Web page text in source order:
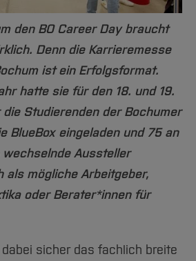
G
Projekte
Hochschule
Hochschule
den BO Career Day braucht
Denn die Karrieremesse
ist ein Erfolgsformat.
hatte sie für den 18. und 19.
Studierenden der Bochumer
BlueBox eingeladen und 75 an
wechselnde Aussteller
als mögliche Arbeitgeber,
oder Berater*innen für
sicher das fachlich breite